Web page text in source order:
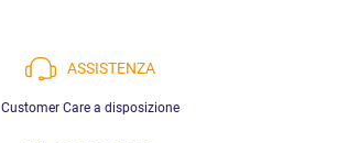
ASSISTENZA
Customer Care a disposizione